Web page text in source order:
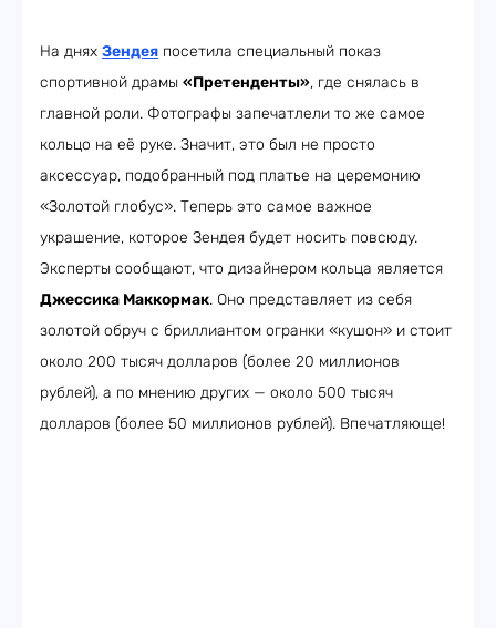
На днях Зендея посетила специальный показ
спортивной драмы «Претенденты», где снялась в
главной роли. Фотографы запечатлели то же самое
кольцо на её руке. Значит, это был не просто
аксессуар, подобранный под платье на церемонию
«Золотой глобус». Теперь это самое важное
украшение, которое Зендея будет носить повсюду.
Эксперты сообщают, что дизайнером кольца является
Джессика Маккормак. Оно представляет из себя
золотой обруч с бриллиантом огранки «кушон» и стоит
около 200 тысяч долларов (более 20 миллионов
рублей), а по мнению других — около 500 тысяч
долларов (более 50 миллионов рублей). Впечатляюще!